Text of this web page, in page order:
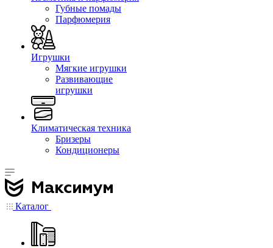
Губные помады
Парфюмерия
Игрушки
Мягкие игрушки
Развивающие
игрушки
Климатическая техника
Бризеры
Кондиционеры
Каталог